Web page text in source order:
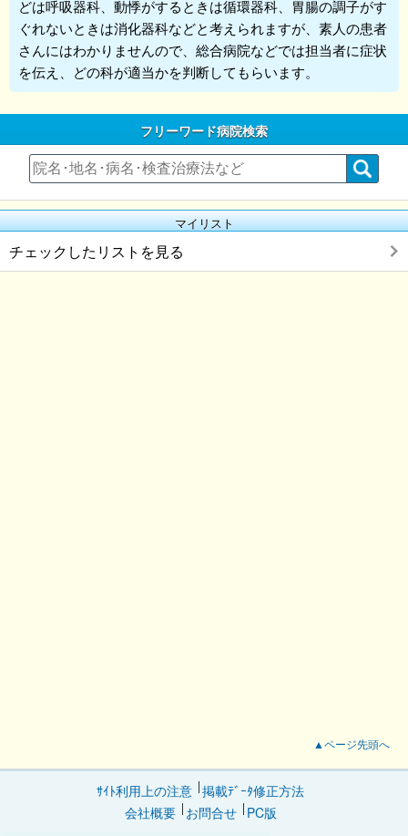
どは呼吸器科、動悸がするときは循環器科、胃腸の調子がす
ぐれないときは消化器科などと考えられますが、素人の患者
さんにはわかりませんので、総合病院などでは担当者に症状
を伝え、どの科が適当かを判断してもらいます。
フリーワード病院検索
マイリスト
チェックしたリストを見る
▲ページ先頭へ
ｻｲﾄ利用上の注意 掲載ﾃﾞｰﾀ修正方法
会社概要
お問合せ PC版